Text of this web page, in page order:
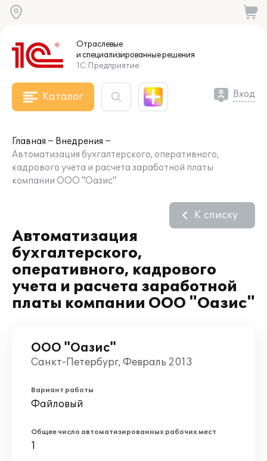
Отраслевые
и специализированныерешения
1С:Предприятие
Каталог Вход
Главная
Внедрения
Автоматизация бухгалтерского, оперативного,
кадрового учета и расчета заработной платы
компании ООО "Оазис"
Автоматизация
бухгалтерского,
оперативного, кадрового
учета и расчета заработной
платы компании ООО "Оазис"
К списку
ООО "Оазис"
Санкт-Петербург, Февраль 2013
Вариант работы
Файловый
Общее число автоматизированных рабочих мест
1